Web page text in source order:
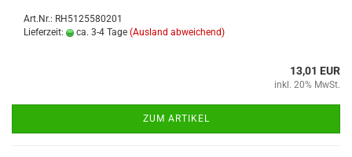
Art.Nr.: RH5125580201
Lieferzeit:
ca. 3-4 Tage (Ausland abweichend)
13,01 EUR
inkl. 20% MwSt.
ZUM ARTIKEL